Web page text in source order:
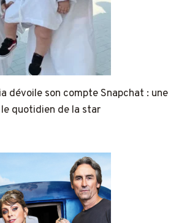
dévoile son compte Snapchat : une
quotidien de la star